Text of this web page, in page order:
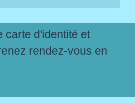
carte d'identité et
rendez-vous en